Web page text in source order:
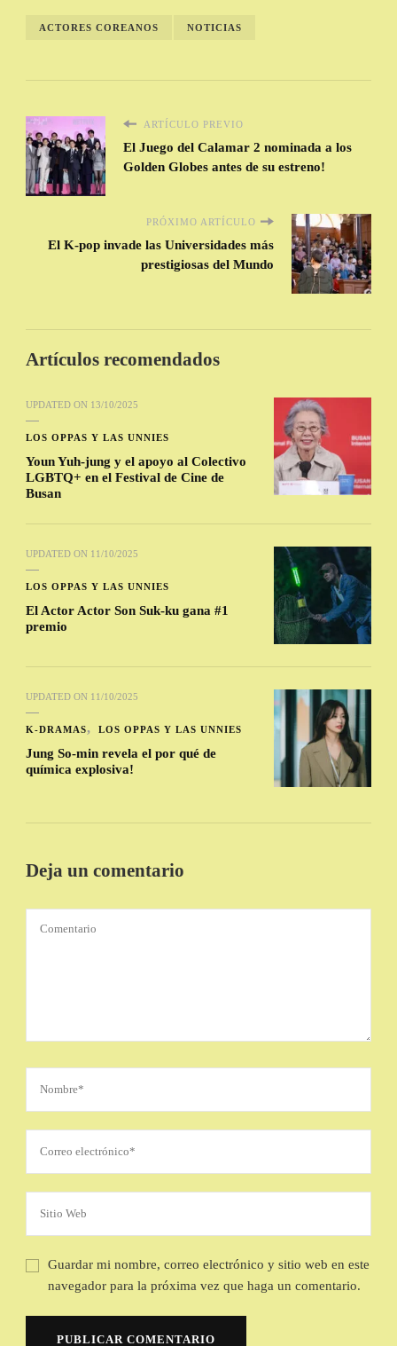
ACTORES COREANOS NOTICIAS
ARTÍCULO PREVIO
El Juego del Calamar 2 nominada a los
Golden Globes antes de su estreno!
PRÓXIMO ARTÍCULO
El K-pop invade las Universidades más
prestigiosas del Mundo
Artículos recomendados
UPDATED ON 13/10/2025
LOS OPPAS Y LAS UNNIES
Youn Yuh-jung y el apoyo al Colectivo
LGBTQ+ en el Festival de Cine de
Busan
UPDATED ON 11/10/2025
LOS OPPAS Y LAS UNNIES
El Actor Actor Son Suk-ku gana #1
premio
UPDATED ON 11/10/2025
K-DRAMAS LOS OPPAS Y LAS UNNIES
Jung So-min revela el por qué de
química explosiva!
Deja un comentario
Guardar mi nombre, correo electrónico y sitio web en este
navegador para la próxima vez que haga un comentario.